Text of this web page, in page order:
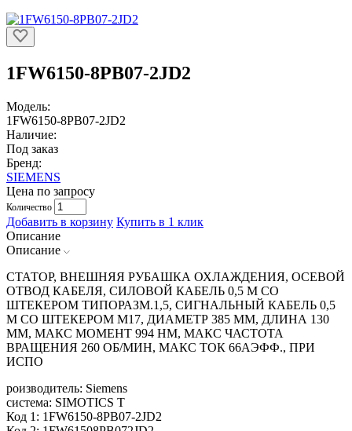
1FW6150-8PB07-2JD2
Модель:
1FW6150-8PB07-2JD2
Наличие:
Под заказ
Бренд:
SIEMENS
Цена по запросу
Количество
Добавить в корзину Купить в 1 клик
Описание
Описание
СТАТОР, ВНЕШНЯЯ РУБАШКА ОХЛАЖДЕНИЯ, ОСЕВОЙ
ОТВОД КАБЕЛЯ, СИЛОВОЙ КАБЕЛЬ 0,5 М СО
ШТЕКЕРОМ ТИПОРАЗМ.1,5, СИГНАЛЬНЫЙ КАБЕЛЬ 0,5
М СО ШТЕКЕРОМ M17, ДИАМЕТР 385 ММ, ДЛИНА 130
ММ, МАКС МОМЕНТ 994 HM, МАКС ЧАСТОТА
ВРАЩЕНИЯ 260 ОБ/МИН, МАКС ТОК 66АЭФФ., ПРИ
ИСПО
роизводитель: Siemens
система: SIMOTICS T
Код 1: 1FW6150-8PB07-2JD2